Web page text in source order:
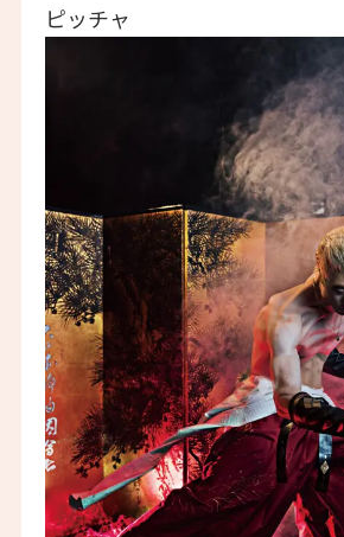
ピッチャ